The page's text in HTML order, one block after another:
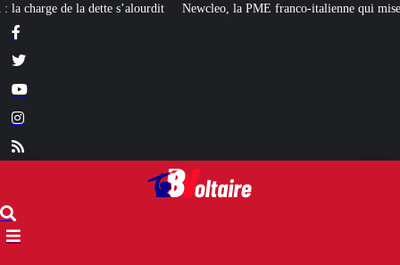
Newcleo, la PME franco-italienne qui mise sur l’avenir du « mini